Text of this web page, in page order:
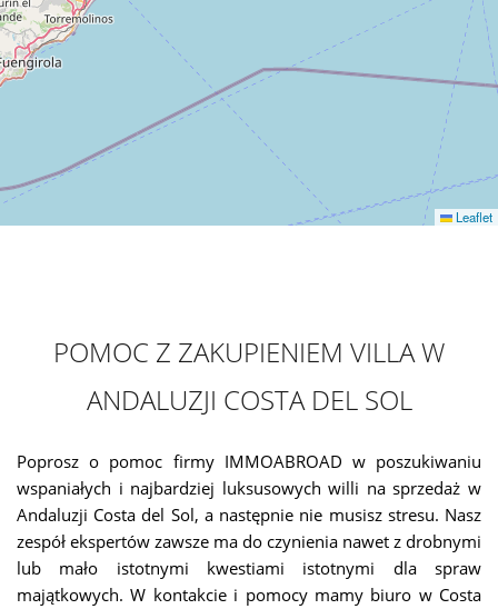
Leaflet
POMOC Z ZAKUPIENIEM VILLA W
ANDALUZJI COSTA DEL SOL
Poprosz o pomoc firmy IMMOABROAD w poszukiwaniu
wspaniałych i najbardziej luksusowych willi na sprzedaż w
Andaluzji Costa del Sol, a następnie nie musisz stresu. Nasz
zespół ekspertów zawsze ma do czynienia nawet z drobnymi
lub mało istotnymi kwestiami istotnymi dla spraw
majątkowych. W kontakcie i pomocy mamy biuro w Costa